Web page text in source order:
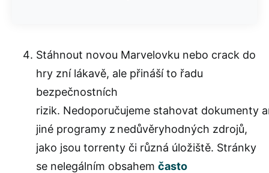
Stáhnout novou Marvelovku nebo crack do
hry zní lákavě, ale přináší to řadu
bezpečnostních
rizik. Nedoporučujeme stahovat dokumenty
jiné programy z nedůvěryhodných zdrojů,
jako jsou torrenty či různá úložiště. Stránky
se nelegálním obsahem často